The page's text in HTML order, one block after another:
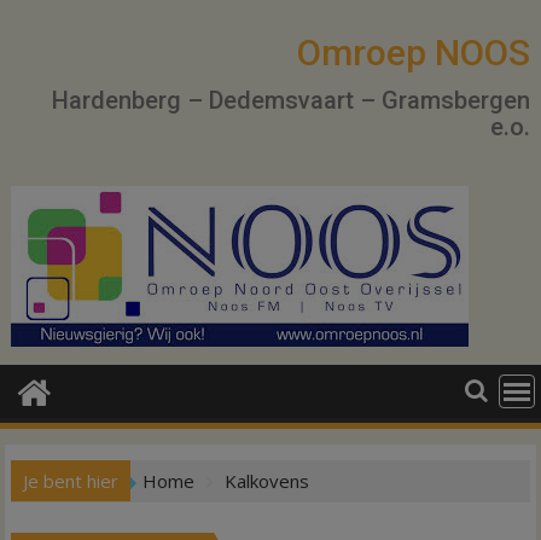
Omroep NOOS
Hardenberg – Dedemsvaart – Gramsbergen
e.o.
Je bent hier Home Kalkovens